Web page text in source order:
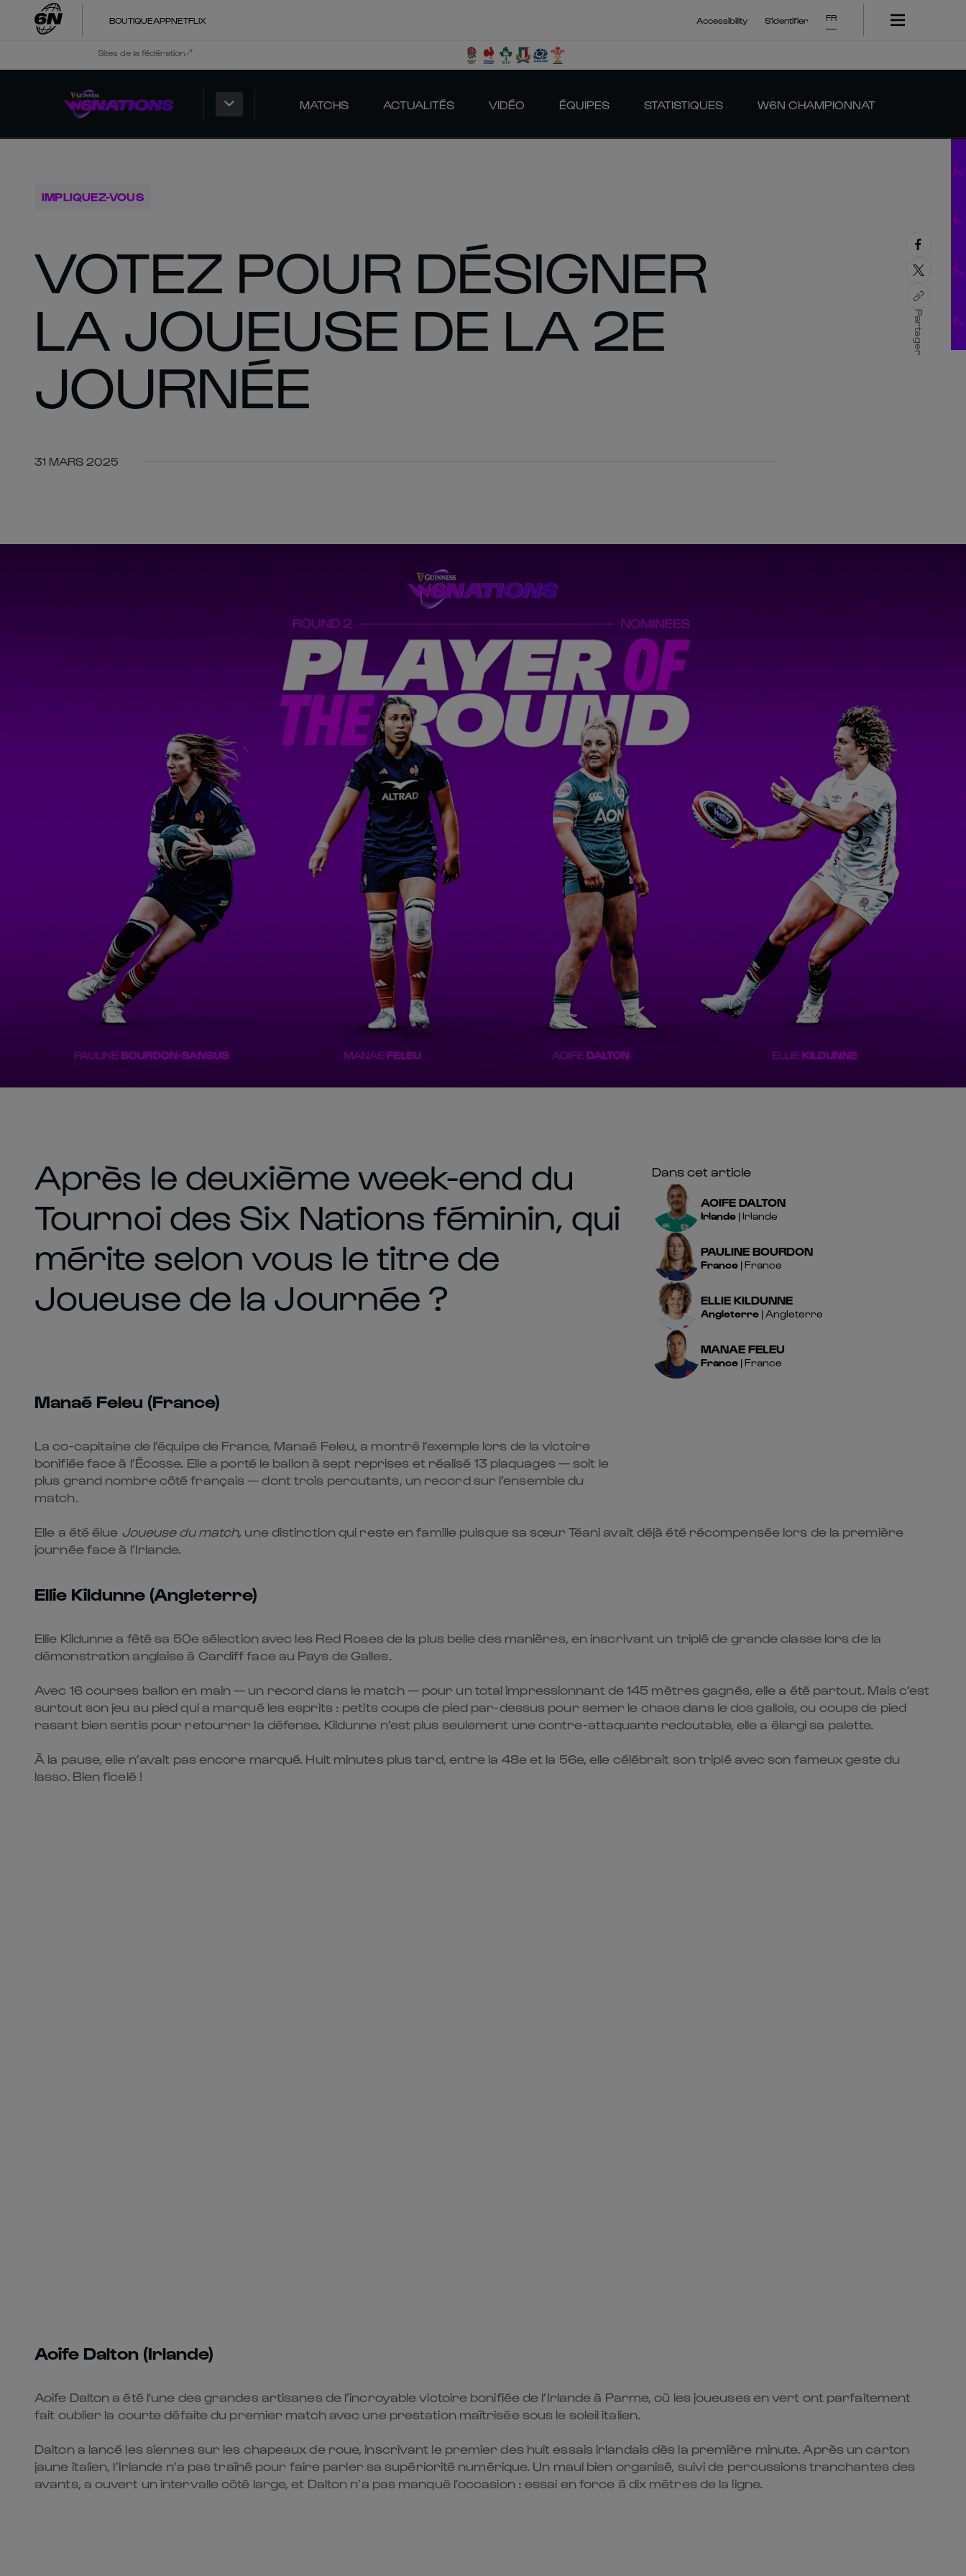
BOUTIQUEAPPNETFLIX Accessibility S'identifier FR
Sites de la fédération
MATCHS ACTUALITÉS VIDÉO ÉQUIPES STATISTIQUES W6N CHAMPIONNAT
IMPLIQUEZ-VOUS
VOTEZ POUR DÉSIGNER
LA JOUEUSE DE LA 2E
JOURNÉE
31 MARS 2025
Partager
Dans cet article
AOIFE DALTON
Irlande| Irlande
PAULINE BOURDON
France| France
ELLIE KILDUNNE
Angleterre| Angleterre
MANAE FELEU
France| France
Après le deuxième week-end du
Tournoi des Six Nations féminin, qui
mérite selon vous le titre de
Joueuse de la Journée ?
Manaé Feleu (France)
La co-capitaine de l’équipe de France, Manaé Feleu, a montré l’exemple lors de la victoire
bonifiée face à l’Écosse. Elle a porté le ballon à sept reprises et réalisé 13 plaquages — soit le
plus grand nombre côté français — dont trois percutants, un record sur l’ensemble du
match.
Elle a été élue Joueuse du match, une distinction qui reste en famille puisque sa sœur Téani avait déjà été récompensée lors de la première
journée face à l’Irlande.
Ellie Kildunne (Angleterre)
Ellie Kildunne a fêté sa 50e sélection avec les Red Roses de la plus belle des manières, en inscrivant un triplé de grande classe lors de la
démonstration anglaise à Cardiff face au Pays de Galles.
Avec 16 courses ballon en main — un record dans le match — pour un total impressionnant de 145 mètres gagnés, elle a été partout. Mais c’est
surtout son jeu au pied qui a marqué les esprits : petits coups de pied par-dessus pour semer le chaos dans le dos gallois, ou coups de pied
rasant bien sentis pour retourner la défense. Kildunne n’est plus seulement une contre-attaquante redoutable, elle a élargi sa palette.
À la pause, elle n’avait pas encore marqué. Huit minutes plus tard, entre la 48e et la 56e, elle célébrait son triplé avec son fameux geste du
lasso. Bien ficelé !
Aoife Dalton (Irlande)
Aoife Dalton a été l'une des grandes artisanes de l’incroyable victoire bonifiée de l’Irlande à Parme, où les joueuses en vert ont parfaitement
fait oublier la courte défaite du premier match avec une prestation maîtrisée sous le soleil italien.
Dalton a lancé les siennes sur les chapeaux de roue, inscrivant le premier des huit essais irlandais dès la première minute. Après un carton
jaune italien, l’Irlande n’a pas traîné pour faire parler sa supériorité numérique. Un maul bien organisé, suivi de percussions tranchantes des
avants, a ouvert un intervalle côté large, et Dalton n’a pas manqué l’occasion : essai en force à dix mètres de la ligne.